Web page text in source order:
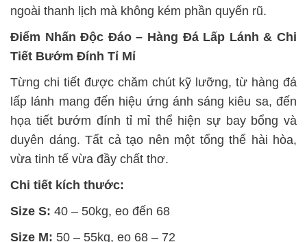
ngoài thanh lịch mà không kém phần quyến rũ.
Điểm Nhấn Độc Đáo – Hàng Đá Lấp Lánh & Chi
Tiết Bướm Đính Tỉ Mỉ
Từng chi tiết được chăm chút kỹ lưỡng, từ hàng đá
lấp lánh mang đến hiệu ứng ánh sáng kiêu sa, đến
họa tiết bướm đính tỉ mỉ thể hiện sự bay bổng và
duyên dáng. Tất cả tạo nên một tổng thể hài hòa,
vừa tinh tế vừa đầy chất thơ.
Chi tiết kích thước:
Size S: 40 – 50kg, eo đến 68
Size M: 50 – 55kg, eo 68 – 72